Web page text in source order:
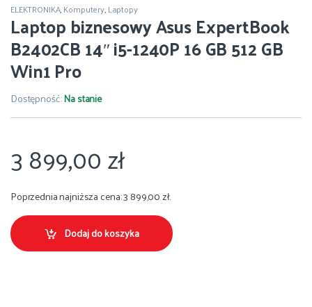
ELEKTRONIKA,Komputery,Laptopy
Laptop biznesowy Asus ExpertBook
B2402CB 14″ i5-1240P 16 GB 512 GB
Win1 Pro
Dostępność:Na stanie
3 899,00zł
Poprzednia najniższa cena:3 899,00zł.
Dodaj do koszyka